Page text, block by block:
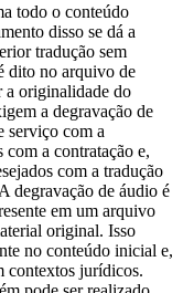
todo o conteúdo
disso se dá a
tradução sem
dito no arquivo de
a originalidade do
a degravação de
serviço com a
a contratação e,
com a tradução
degravação de áudio é
em um arquivo
original. Isso
no conteúdo inicial e,
contextos jurídicos.